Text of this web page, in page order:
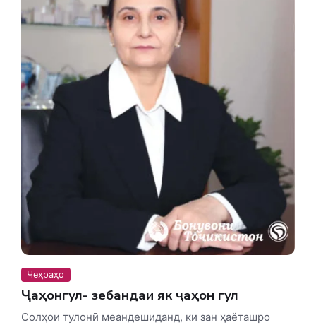
Чеҳраҳо
Ҷаҳонгул- зебандаи як ҷаҳон гул
Солҳои тулонӣ меандешиданд, ки зан ҳаёташро